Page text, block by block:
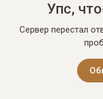
Упс,
Сервер перестал